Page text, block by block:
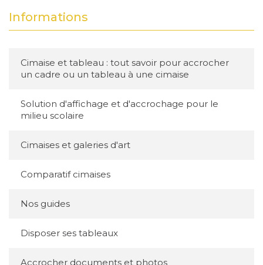
Informations
Cimaise et tableau : tout savoir pour accrocher
un cadre ou un tableau à une cimaise
Solution d'affichage et d'accrochage pour le
milieu scolaire
Cimaises et galeries d'art
Comparatif cimaises
Nos guides
Disposer ses tableaux
Accrocher documents et photos